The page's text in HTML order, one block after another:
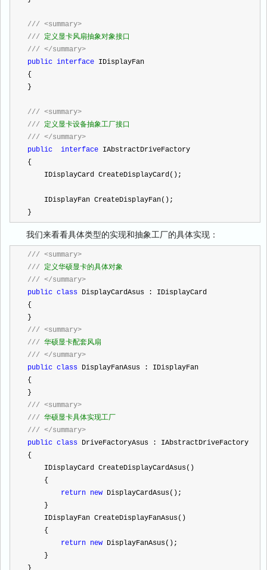
/// <summary>
/// 定义显卡风扇抽象对象接口
/// </summary>
public interface IDisplayFan
{
}
/// <summary>
/// 定义显卡设备抽象工厂接口
/// </summary>
public
interface IAbstractDriveFactory
{
    IDisplayCard CreateDisplayCard();
    IDisplayFan CreateDisplayFan();
}
我们来看看具体类型的实现和抽象工厂的具体实现：
/// <summary>
/// 定义华硕显卡的具体对象
/// </summary>
public class DisplayCardAsus : IDisplayCard
{
}
/// <summary>
/// 华硕显卡配套风扇
/// </summary>
public class DisplayFanAsus : IDisplayFan
{
}
/// <summary>
/// 华硕显卡具体实现工厂
/// </summary>
public class DriveFactoryAsus : IAbstractDriveFactory
{
    IDisplayCard CreateDisplayCardAsus()
    {
return new DisplayCardAsus();
    }
    IDisplayFan CreateDisplayFanAsus()
    {
return new DisplayFanAsus();
    }
}